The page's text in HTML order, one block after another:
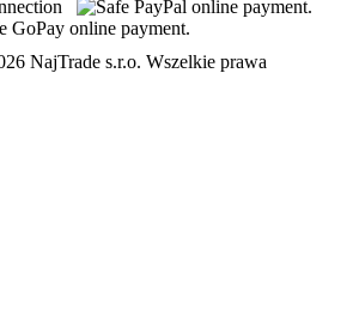
NajTrade s.r.o. Wszelkie prawa